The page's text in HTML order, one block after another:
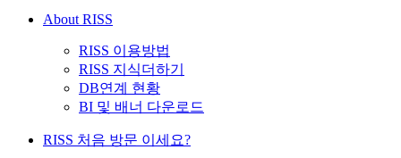
About RISS
RISS 이용방법
RISS 지식더하기
DB연계 현황
BI 및 배너 다운로드
RISS 처음 방문 이세요?